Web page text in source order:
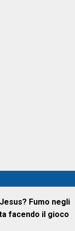
Fumo negli
facendo il gioco